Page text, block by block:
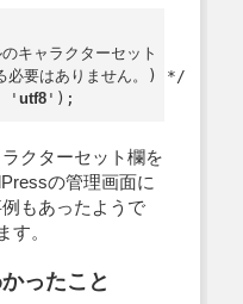
キャラクターセット
必要はありません。) */
' utf8
クターセット欄を
の管理画面に
もあったようで
す。
ったこと